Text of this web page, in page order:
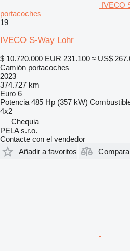
IVECO
portacoches
19
IVECO S-Way Lohr
$ 10.720.000 EUR 231.100 ≈ US$
Camión portacoches
2023
374.727 km
Euro 6
Potencia 485 Hp (357 kW)
4x2
Chequia
PELA s.r.o.
Contacte con el vendedor
Añadir a favoritos